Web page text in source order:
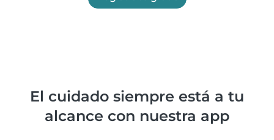
El cuidado siempre está a tu
alcance con nuestra app